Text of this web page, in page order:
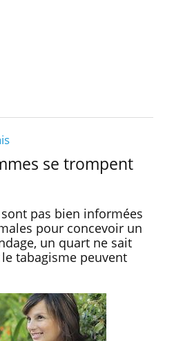
se trompent
pas bien informées
pour concevoir un
un quart ne sait
tabagisme peuvent